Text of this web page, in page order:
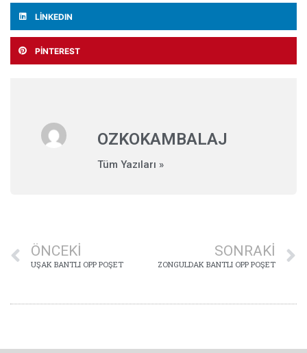
LINKEDIN
PINTEREST
OZKOKAMBALAJ
Tüm Yazıları »
ÖNCEKI
UŞAK BANTLI OPP POŞET
SONRAKI
ZONGULDAK BANTLI OPP POŞET